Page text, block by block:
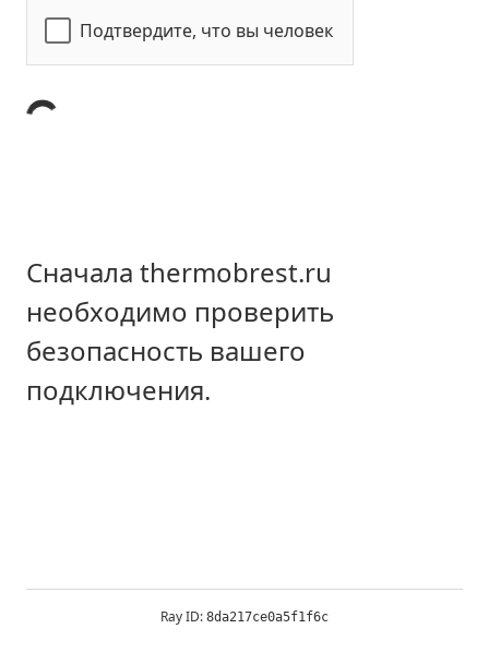
Подтвердите, что вы человек
Сначала thermobrest.ru
необходимо проверить
безопасность вашего
подключения.
Ray ID: 8da217ce0a5f1f6c